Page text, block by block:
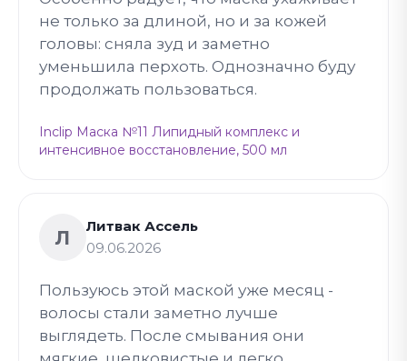
не только за длиной, но и за кожей
головы: сняла зуд и заметно
уменьшила перхоть. Однозначно буду
продолжать пользоваться.
Inclip Маска №11 Липидный комплекс и
интенсивное восстановление, 500 мл
Л
Литвак Ассель
09.06.2026
Пользуюсь этой маской уже месяц -
волосы стали заметно лучше
выглядеть. После смывания они